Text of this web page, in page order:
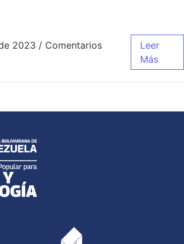
2023 / Comentarios
Leer
Más